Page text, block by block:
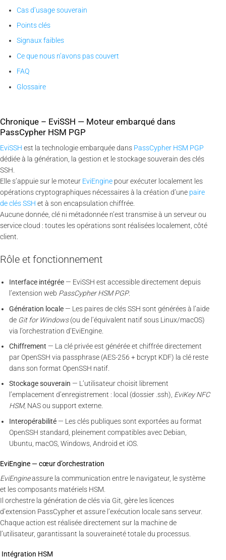
Cas d’usage souverain
Points clés
Signaux faibles
Ce que nous n’avons pas couvert
FAQ
Glossaire
Chronique – EviSSH — Moteur embarqué dans
PassCypher HSM PGP
EviSSH est la technologie embarquée dans PassCypher HSM PGP
dédiée à la génération, la gestion et le stockage souverain des clés
SSH.
Elle s’appuie sur le moteur EviEngine pour exécuter localement les
opérations cryptographiques nécessaires à la création d’une paire
de clés SSH et à son encapsulation chiffrée.
Aucune donnée, clé ni métadonnée n’est transmise à un serveur ou
service cloud : toutes les opérations sont réalisées localement, côté
client.
Rôle et fonctionnement
Interface intégrée — EviSSH est accessible directement depuis
l’extension web PassCypher HSM PGP.
Génération locale — Les paires de clés SSH sont générées à l’aide
de Git for Windows(ou de l’équivalent natif sous Linux/macOS)
via l’orchestration d’EviEngine.
Chiffrement — La clé privée est générée et chiffrée directement
par OpenSSH via passphrase (AES-256 + bcrypt KDF) la clé reste
dans son format OpenSSH natif.
Stockage souverain — L’utilisateur choisit librement
l’emplacement d’enregistrement : local (dossier .ssh), EviKey NFC
HSM, NAS ou support externe.
Interopérabilité — Les clés publiques sont exportées au format
OpenSSH standard, pleinement compatibles avec Debian,
Ubuntu, macOS, Windows, Android et iOS.
EviEngine — cœur d’orchestration
EviEngineassure la communication entre le navigateur, le système
et les composants matériels HSM.
Il orchestre la génération de clés via Git, gère les licences
d’extension PassCypher et assure l’exécution locale sans serveur.
Chaque action est réalisée directement sur la machine de
l’utilisateur, garantissant la souveraineté totale du processus.
Intégration HSM